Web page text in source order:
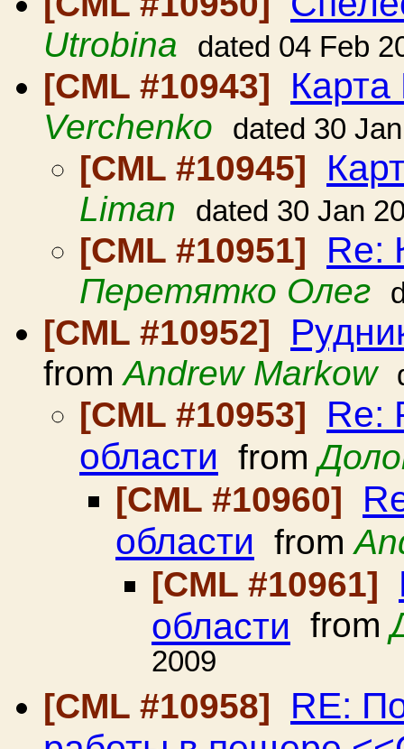
Utrobina dated 04 Feb
[CML #10943]
Verchenko dated 30
[CML #10945]
Liman dated 30 Jan
[CML #10951] Re:
Перетятко Олег
[CML #10952]
fromAndrew Markow
[CML #10953]
Re:
области from
[CML #10960]
области from
[CML #10961]
области from
2009
[CML #10958]
RE: